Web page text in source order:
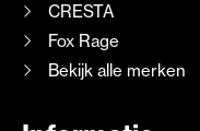
CRESTA
Fox Rage
Bekijk alle merken